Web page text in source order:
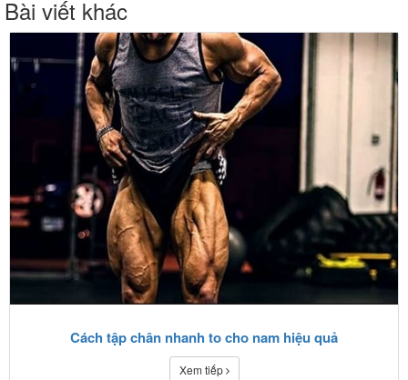
Bài viết khác
Cách tập chân nhanh to cho nam hiệu quả
Xem tiếp